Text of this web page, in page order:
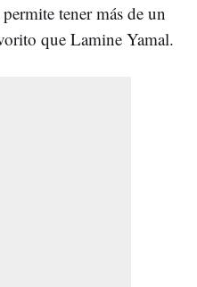
tener más de un
que Lamine Yamal.